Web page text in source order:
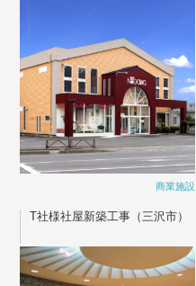
商業施設
T社様社屋新築工事（三沢市）